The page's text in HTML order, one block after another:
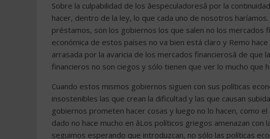
Sobre la culpabilidad de los âespeculadoresâ por la
hacer, dentro de la ley, lo que cada uno de nosotros
préstamos, son los gobiernos los que salen no los mercados
económica de estos países no va bien está claro y Remo hace
arrasada por la avaricia de los mercados financierosâ de
financieros no son ciegos y sólo tienen que ver lo mucho que
Cuando estos mismos gobiernos siguen con sus políticas
insostenibles las que crean la dificultad y las que causan
gobiernos prometen hacer cosas y luego no lo hacen, como
dado no hace mucho en âLos políticos griegos amenazan
seguimos esperando que introduzcan, no sólo las políticas